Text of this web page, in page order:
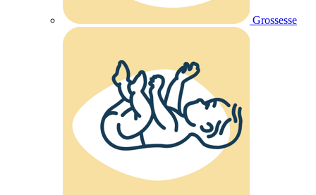
Grossesse